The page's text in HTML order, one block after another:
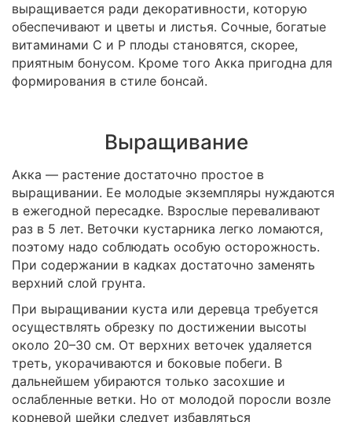
выращивается ради декоративности, которую
обеспечивают и цветы и листья. Сочные, богатые
витаминами C и P плоды становятся, скорее,
приятным бонусом. Кроме того Акка пригодна для
формирования в стиле бонсай.
Выращивание
Акка ― растение достаточно простое в
выращивании. Ее молодые экземпляры нуждаются
в ежегодной пересадке. Взрослые переваливают
раз в 5 лет. Веточки кустарника легко ломаются,
поэтому надо соблюдать особую осторожность.
При содержании в кадках достаточно заменять
верхний слой грунта.
При выращивании куста или деревца требуется
осуществлять обрезку по достижении высоты
около 20–30 см. От верхних веточек удаляется
треть, укорачиваются и боковые побеги. В
дальнейшем убираются только засохшие и
ослабленные ветки. Но от молодой поросли возле
корневой шейки следует избавляться